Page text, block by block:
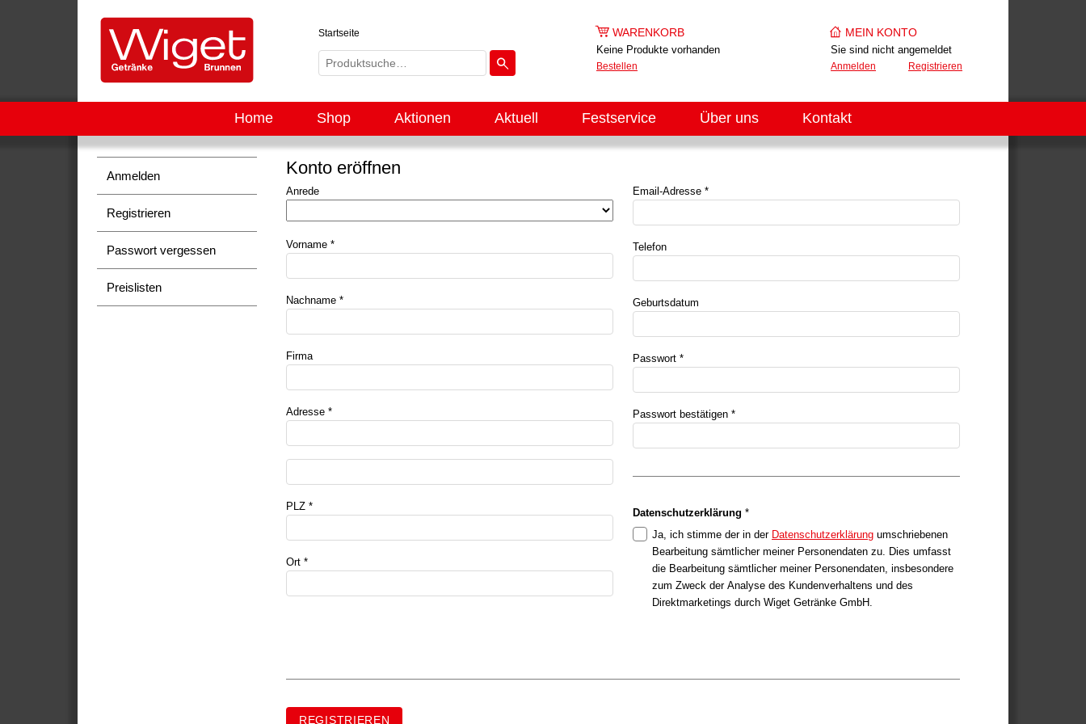
Startseite WARENKORB
Keine Produkte vorhanden
Bestellen
MEIN KONTO
Sie sind nicht angemeldet
Anmelden Registrieren
Home Shop Aktionen Aktuell Festservice Über uns Kontakt
Anmelden
Registrieren
Passwort vergessen
Preislisten
Konto eröffnen
Anrede
Vorname *
Nachname *
Firma
Adresse *
PLZ *
Ort *
Email-Adresse *
Telefon
Geburtsdatum
Passwort *
Passwort bestätigen *
Datenschutzerklärung *
Ja, ich stimme der in der Datenschutzerklärung umschriebenen
Bearbeitung sämtlicher meiner Personendaten zu. Dies umfasst
die Bearbeitung sämtlicher meiner Personendaten, insbesondere
zum Zweck der Analyse des Kundenverhaltens und des
Direktmarketings durch Wiget Getränke GmbH.